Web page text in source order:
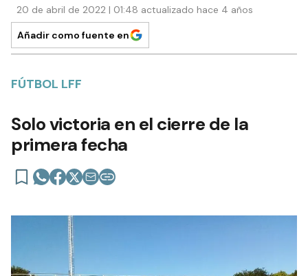
20 de abril de 2022 | 01:48 actualizado hace 4 años
Añadir como fuente en
FÚTBOL LFF
Solo victoria en el cierre de la
primera fecha